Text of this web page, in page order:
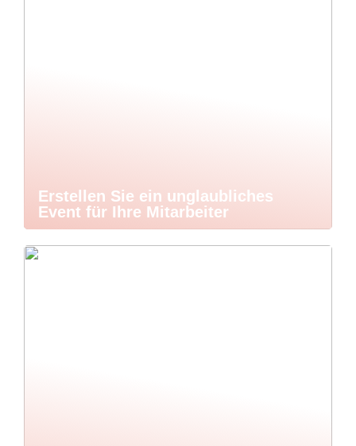
Erstellen Sie ein unglaubliches
Event für Ihre Mitarbeiter